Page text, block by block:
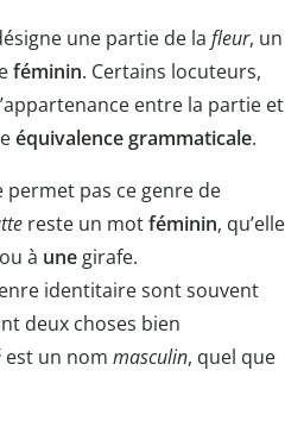
une partie de la fleur, un
féminin. Certains locuteurs,
entre la partie et
équivalencegrammaticale.
permet pas ce genre de
reste un motféminin, qu’elle
à une girafe.
identitaire sont souvent
deux choses bien
est un nom masculin, quel que